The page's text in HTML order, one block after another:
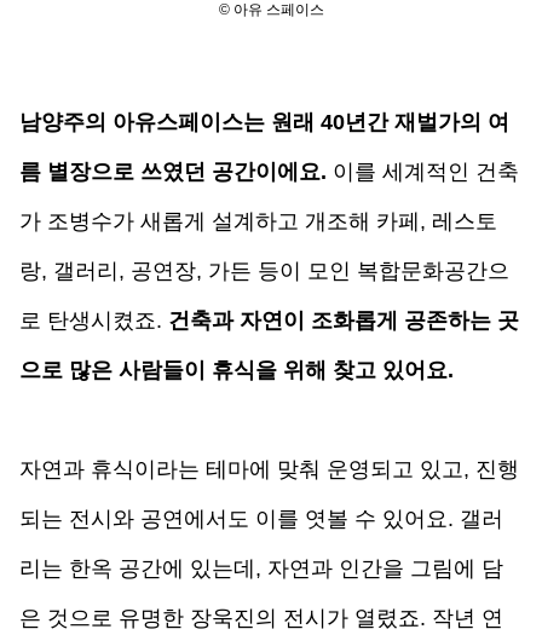
© 아유 스페이스
남양주의 아유스페이스는 원래 40년간 재벌가의 여
름 별장으로 쓰였던 공간이에요. 이를 세계적인 건축
가 조병수가 새롭게 설계하고 개조해 카페, 레스토
랑, 갤러리, 공연장, 가든 등이 모인 복합문화공간으
로 탄생시켰죠. 건축과 자연이 조화롭게 공존하는 곳
으로 많은 사람들이 휴식을 위해 찾고 있어요.
자연과 휴식이라는 테마에 맞춰 운영되고 있고, 진행
되는 전시와 공연에서도 이를 엿볼 수 있어요. 갤러
리는 한옥 공간에 있는데, 자연과 인간을 그림에 담
은 것으로 유명한 장욱진의 전시가 열렸죠. 작년 연